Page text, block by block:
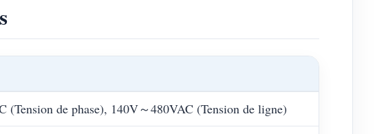
(Tension de phase), 140V～480VAC (Tension de ligne)